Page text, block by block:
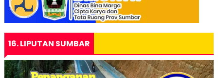
16. LIPUTAN SUMBAR